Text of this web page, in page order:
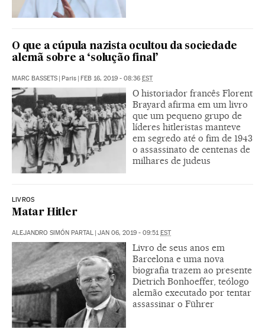
O que a cúpula nazista ocultou da sociedade
alemã sobre a ‘solução final’
MARC BASSETS | Paris | FEB 16, 2019 - 08:36 EST
O historiador francês Florent
Brayard afirma em um livro
que um pequeno grupo de
líderes hitleristas manteve
em segredo até o fim de 1943
o assassinato de centenas de
milhares de judeus
LIVROS
Matar Hitler
ALEJANDRO SIMÓN PARTAL | JAN 06, 2019 - 09:51EST
Livro de seus anos em
Barcelona e uma nova
biografia trazem ao presente
Dietrich Bonhoeffer, teólogo
alemão executado por tentar
assassinar o Führer